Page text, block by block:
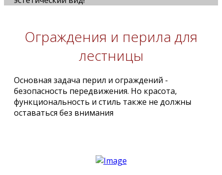
Ограждения и перила для
лестницы
Основная задача перил и ограждений -
безопасность передвижения. Но красота,
функциональность и стиль также не должны
оставаться без внимания